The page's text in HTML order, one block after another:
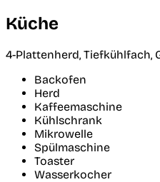
Küche
4-Plattenherd, Tiefkühlfach,
Backofen
Herd
Kaffeemaschine
Kühlschrank
Mikrowelle
Spülmaschine
Toaster
Wasserkocher